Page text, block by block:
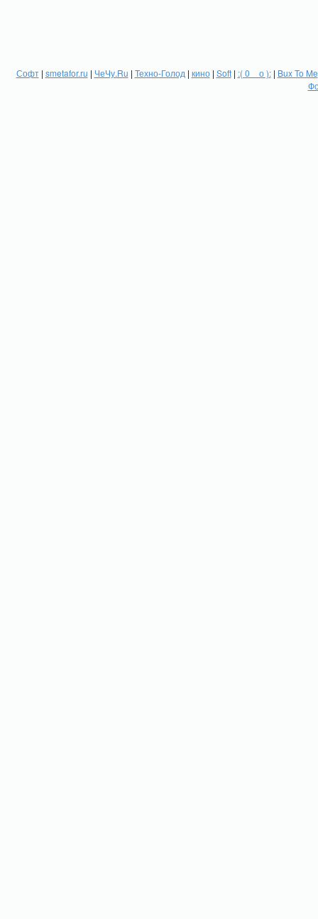
Софт| smetafor.ru | ЧеЧу.Ru | Техно-Голод | кино| Soft| :( 0 _ о ):| Bux To Me